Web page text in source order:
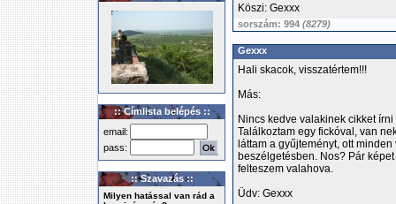
:: Címlista belépés ::
email:
pass:
:: Szavazás ::
Milyen hatással van rád a
Köszi: Gexxx
sorszám: 994 (8279)
Gexxx
Hali skacok, visszatértem!!!
Más:
Nincs kedve valakinek cikket
Találkoztam egy fickóval, van
láttam a gyűjteményt, ott
beszélgetésben. Nos? Pár
felteszem valahova.
Üdv: Gexxx